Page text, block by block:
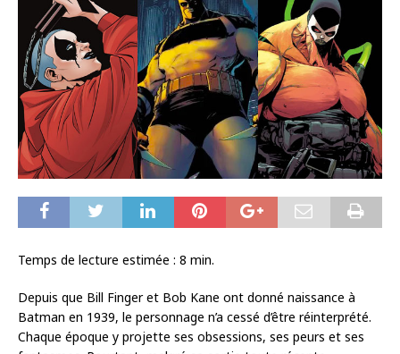
Temps de lecture estimée : 8 min.
Depuis que Bill Finger et Bob Kane ont donné naissance à
Batman en 1939, le personnage n’a cessé d’être réinterprété.
Chaque époque y projette ses obsessions, ses peurs et ses